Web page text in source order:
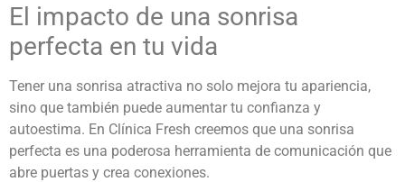
El impacto de una sonrisa
perfecta en tu vida
Tener una sonrisa atractiva no solo mejora tu apariencia,
sino que también puede aumentar tu confianza y
autoestima. En Clínica Fresh creemos que una sonrisa
perfecta es una poderosa herramienta de comunicación que
abre puertas y crea conexiones.